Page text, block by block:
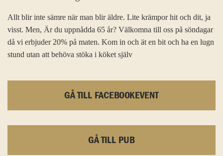
Allt blir inte sämre när man blir äldre. Lite krämpor hit och dit, ja
visst. Men, Är du uppnådda 65 år? Välkomna till oss på söndagar
då vi erbjuder 20% på maten. Kom in och ät en bit och ha en lugn
stund utan att behöva stöka i köket själv
GÅ TILL FACEBOOKEVENT
GÅ TILL PUB